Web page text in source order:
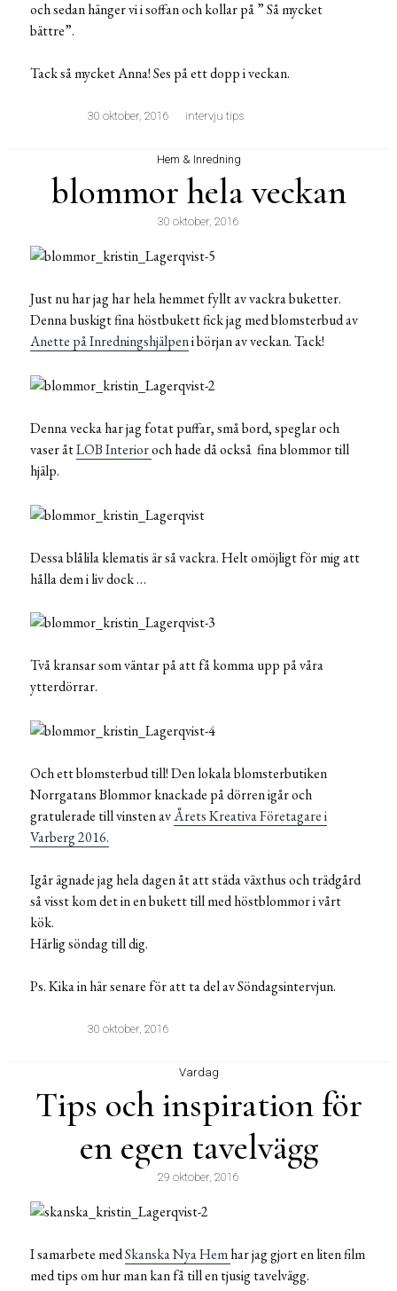
och sedan hänger vi i soffan och kollar på ” Så mycket
bättre”.
Tack så mycket Anna! Ses på ett dopp i veckan.
30 oktober, 2016 intervju tips
Hem & Inredning
blommor hela veckan
30 oktober, 2016
Just nu har jag har hela hemmet fyllt av vackra buketter.
Denna buskigt fina höstbukett fick jag med blomsterbud av
Anette på Inredningshjälpeni början av veckan. Tack!
Denna vecka har jag fotat puffar, små bord, speglar och
vaser åtLOB Interioroch hade då också fina blommor till
hjälp.
Dessa blålila klematis är så vackra. Helt omöjligt för mig att
hålla dem i liv dock …
Två kransar som väntar på att få komma upp på våra
ytterdörrar.
Och ett blomsterbud till! Den lokala blomsterbutiken
Norrgatans Blommor knackade på dörren igår och
gratulerade till vinsten avÅrets Kreativa Företagare i
Varberg 2016.
Igår ägnade jag hela dagen åt att städa växthus och trädgård
så visst kom det in en bukett till med höstblommor i vårt
kök.
Härlig söndag till dig.
Ps. Kika in här senare för att ta del av Söndagsintervjun.
30 oktober, 2016
Vardag
Tips och inspiration för
en egen tavelvägg
29 oktober, 2016
I samarbete medSkanska Nya Hemhar jag gjort en liten film
med tips om hur man kan få till en tjusig tavelvägg.